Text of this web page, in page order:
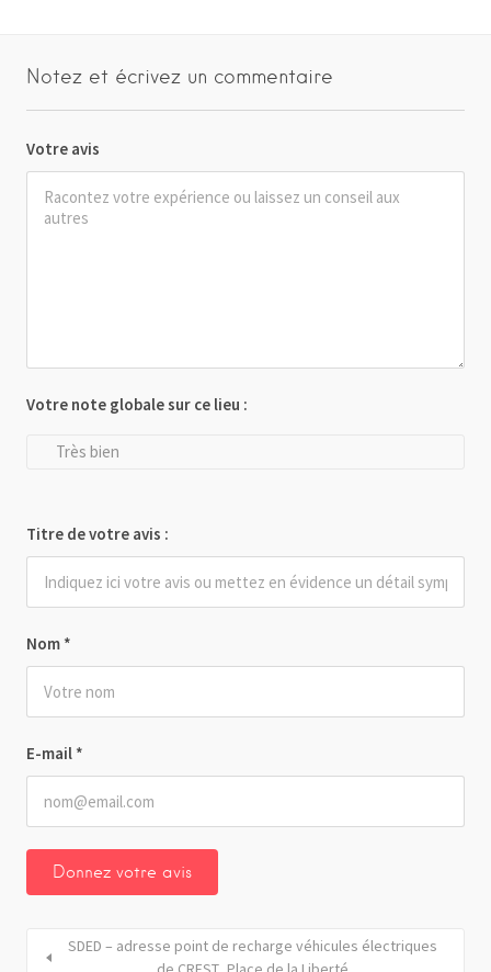
Notez et écrivez un commentaire
Votre avis
Nom *
E-mail *
Votre note globale sur ce lieu :
Très bien
Titre de votre avis :
SDED – adresse point de recharge véhicules électriques